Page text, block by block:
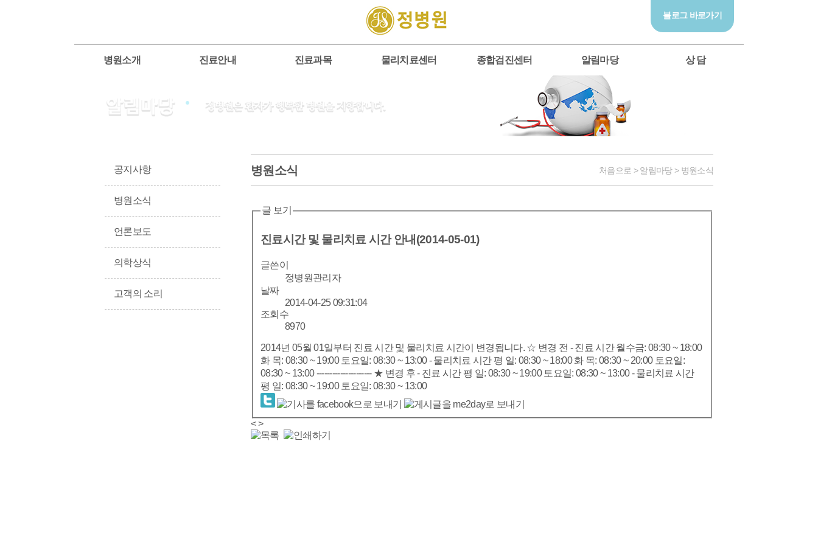
블로그 바로가기
병원소개 진료안내 진료과목 물리치료센터 종합검진센터 알림마당 상 담
공지사항
병원소식
언론보도
의학상식
고객의 소리
병원소식 처음으로 > 알림마당 > 병원소식
글 보기
진료시간 및 물리치료 시간 안내(2014-05-01)
글쓴이
정병원관리자
날짜
2014-04-25 09:31:04
조회수
8970
2014년 05월 01일부터 진료 시간 및 물리치료 시간이 변경됩니다. ☆ 변경 전 - 진료 시간 월수금: 08:30 ~ 18:00
화 목: 08:30 ~ 19:00 토요일: 08:30 ~ 13:00 - 물리치료 시간 평 일: 08:30 ~ 18:00 화 목: 08:30 ~ 20:00 토요일:
08:30 ~ 13:00 --------------------- ★ 변경 후 - 진료 시간 평 일: 08:30 ~ 19:00 토요일: 08:30 ~ 13:00 - 물리치료 시간
평 일: 08:30 ~ 19:00 토요일: 08:30 ~ 13:00
< >